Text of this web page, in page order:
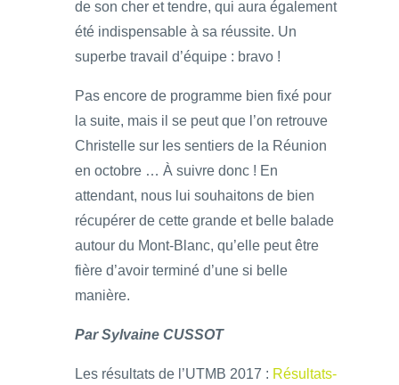
de son cher et tendre, qui aura également
été indispensable à sa réussite. Un
superbe travail d’équipe : bravo !
Pas encore de programme bien fixé pour
la suite, mais il se peut que l’on retrouve
Christelle sur les sentiers de la Réunion
en octobre … À suivre donc ! En
attendant, nous lui souhaitons de bien
récupérer de cette grande et belle balade
autour du Mont-Blanc, qu’elle peut être
fière d’avoir terminé d’une si belle
manière.
Par Sylvaine CUSSOT
Les résultats de l’UTMB 2017 : Résultats-